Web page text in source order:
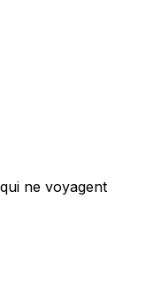
ne voyagent